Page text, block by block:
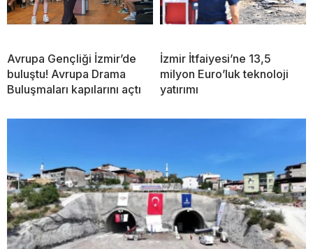
Avrupa Gençliği İzmir’de
buluştu! Avrupa Drama
Buluşmaları kapılarını açtı
İzmir İtfaiyesi’ne 13,5
milyon Euro’luk teknoloji
yatırımı